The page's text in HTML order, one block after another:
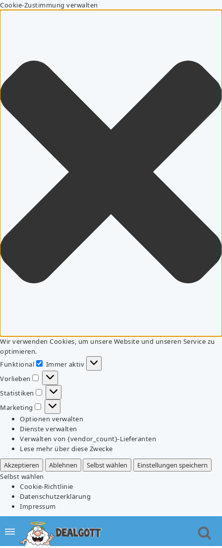
Cookie-Zustimmung verwalten
Wir verwenden Cookies, um unsere Website und unseren Service zu
optimieren.
Funktional
Funktional
Immer aktiv
Vorlieben
Vorlieben
Statistiken
Statistiken
Marketing
Marketing
Optionen verwalten
Dienste verwalten
Verwalten von {vendor_count}-Lieferanten
Lese mehr über diese Zwecke
Akzeptieren
Ablehnen Selbst wählen
Einstellungen speichern
Selbst wählen
Cookie-Richtlinie
Datenschutzerklärung
Impressum